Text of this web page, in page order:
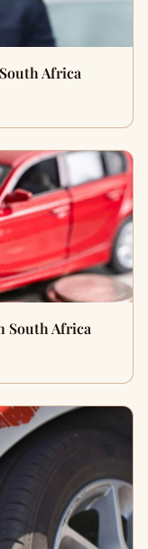
Africa
South Africa